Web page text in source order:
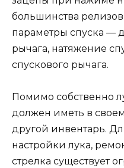
большинства
параметры спуска —
рычага, натяжение
спускового рычага.
Помимо собственно
должен иметь в
другой инвентарь.
настройки лука,
стрелка существует